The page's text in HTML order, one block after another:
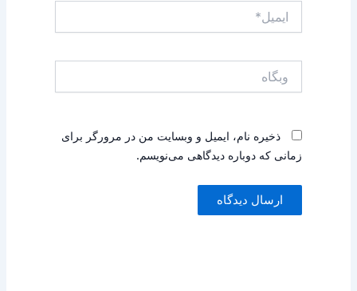
ذخیره نام، ایمیل و وبسایت من در مرورگر برای
زمانی که دوباره دیدگاهی می‌نویسم.